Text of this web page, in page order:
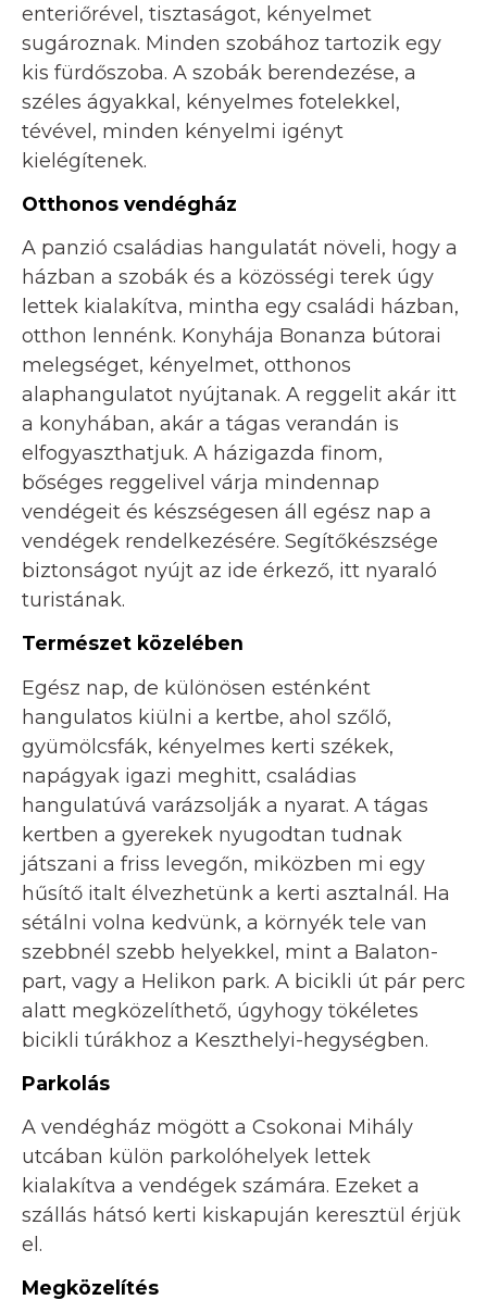
enteriőrével, tisztaságot, kényelmet
sugároznak. Minden szobához tartozik egy
kis fürdőszoba. A szobák berendezése, a
széles ágyakkal, kényelmes fotelekkel,
tévével, minden kényelmi igényt
kielégítenek.
Otthonos vendégház
A panzió családias hangulatát növeli, hogy a
házban a szobák és a közösségi terek úgy
lettek kialakítva, mintha egy családi házban,
otthon lennénk. Konyhája Bonanza bútorai
melegséget, kényelmet, otthonos
alaphangulatot nyújtanak. A reggelit akár itt
a konyhában, akár a tágas verandán is
elfogyaszthatjuk. A házigazda finom,
bőséges reggelivel várja mindennap
vendégeit és készségesen áll egész nap a
vendégek rendelkezésére. Segítőkészsége
biztonságot nyújt az ide érkező, itt nyaraló
turistának.
Természet közelében
Egész nap, de különösen esténként
hangulatos kiülni a kertbe, ahol szőlő,
gyümölcsfák, kényelmes kerti székek,
napágyak igazi meghitt, családias
hangulatúvá varázsolják a nyarat. A tágas
kertben a gyerekek nyugodtan tudnak
játszani a friss levegőn, miközben mi egy
hűsítő italt élvezhetünk a kerti asztalnál. Ha
sétálni volna kedvünk, a környék tele van
szebbnél szebb helyekkel, mint a Balaton-
part, vagy a Helikon park. A bicikli út pár perc
alatt megközelíthető, úgyhogy tökéletes
bicikli túrákhoz a Keszthelyi-hegységben.
Parkolás
A vendégház mögött a Csokonai Mihály
utcában külön parkolóhelyek lettek
kialakítva a vendégek számára. Ezeket a
szállás hátsó kerti kiskapuján keresztül érjük
el.
Megközelítés